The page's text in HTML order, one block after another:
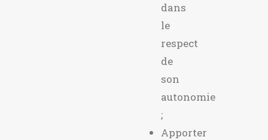
dans
le
respect
de
son
autonomie
;
Apporter